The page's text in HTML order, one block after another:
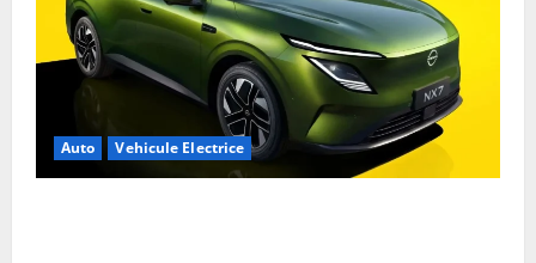
Auto Vehicule Electrice